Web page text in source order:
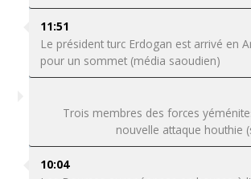
11:51
Le président turc Erdogan est arrivé en
pour un sommet (média saoudien)
Trois membres des forces
nouvelle attaque houthie
10:04